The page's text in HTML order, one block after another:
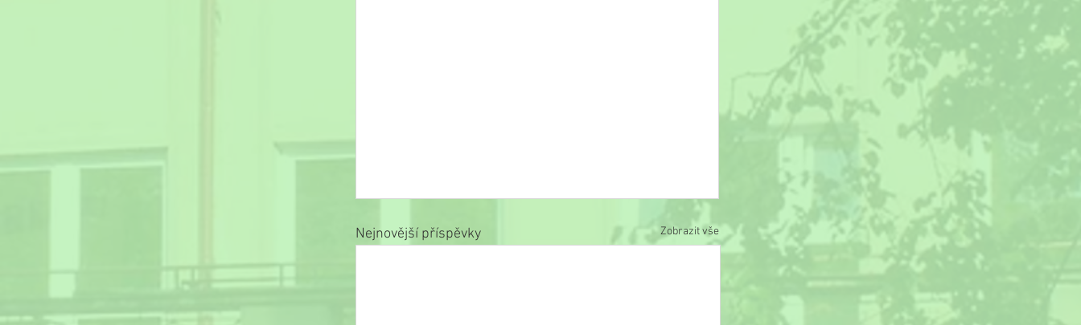
Nejnovější příspěvky Zobrazit vše